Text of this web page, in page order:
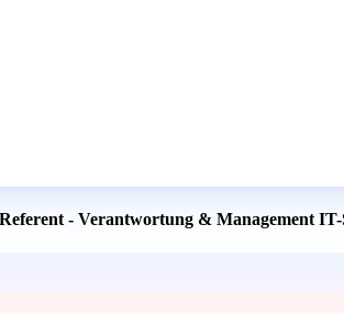
- Verantwortung & Management